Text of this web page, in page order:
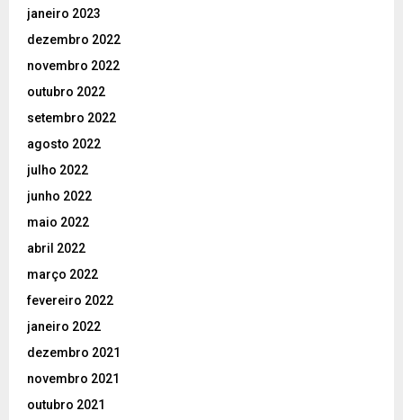
janeiro 2023
dezembro 2022
novembro 2022
outubro 2022
setembro 2022
agosto 2022
julho 2022
junho 2022
maio 2022
abril 2022
março 2022
fevereiro 2022
janeiro 2022
dezembro 2021
novembro 2021
outubro 2021